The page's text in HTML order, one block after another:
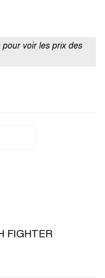
voir les prix des
FIGHTER